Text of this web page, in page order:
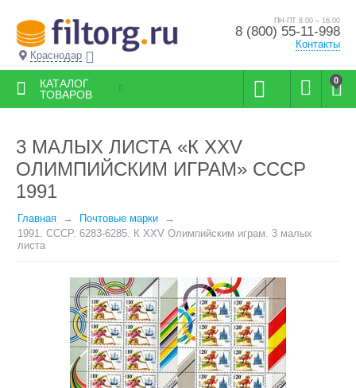
Краснодар
ПН-ПТ 8.00 – 16.00
8 (800) 55-11-998
Контакты
0
КАТАЛОГ
ТОВАРОВ
3 МАЛЫХ ЛИСТА «К XXV
ОЛИМПИЙСКИМ ИГРАМ» СССР
1991
Главная
Почтовые марки
1991. СССР. 6283-6285. К XXV Олимпийским играм. 3 малых
листа